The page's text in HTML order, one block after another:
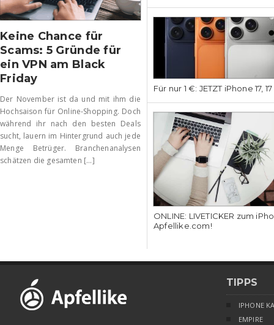
Keine Chance für
Scams: 5 Gründe für
ein VPN am Black
Friday
Der November ist da und mit ihm die
Hochsaison für Online-Shopping. Doch
während ihr nach den besten Deals
sucht, lauern im Hintergrund auch jede
Menge Betrüger. Branchenanalysen
schätzen die gesamten [...]
Für nur 1 €: JETZT iPhone 17,
ONLINE: LIVETICKER zum
Apfellike.com!
TIPPS
IPHONE
EMPIRE